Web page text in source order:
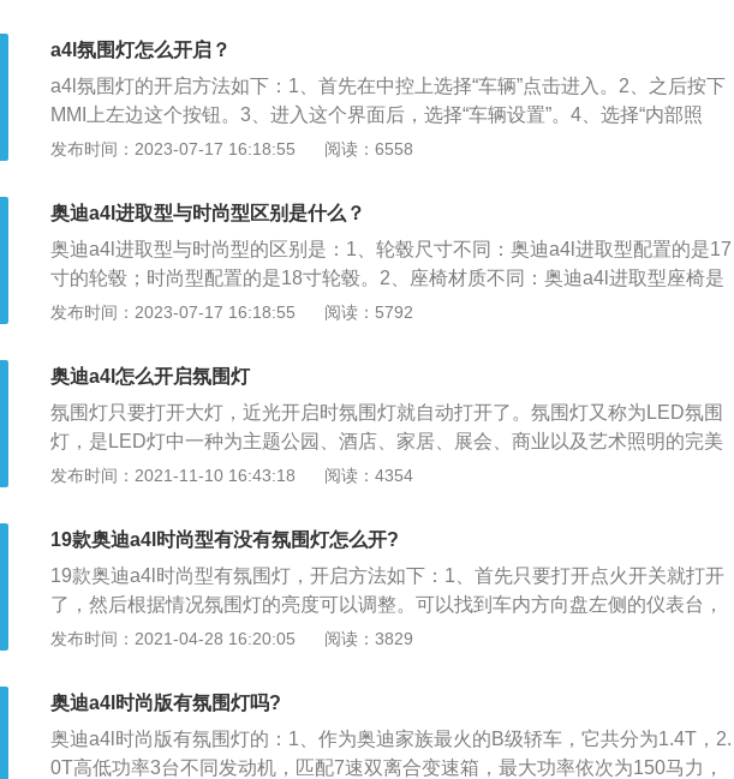
a4l氛围灯怎么开启？
a4l氛围灯的开启方法如下：1、首先在中控上选择“车辆”点击进入。2、之后按下
MMI上左边这个按钮。3、进入这个界面后，选择“车辆设置”。4、选择“内部照
明”-进入之后按MMI右边的按钮。5、选择“脚窝亮度”-默认是关闭状态，调整到合
一种为主题公园、酒店、家居、展会、商业以及艺术照明的完美选择，为人们生
活创造需求的氛围。2、车内氛围灯为车内烘托气氛的光源，非常好看且提升整
车档次。氛围灯颜色多样，部分车型配备多种颜色的氛围照明，可对颜色进行切
换。
发布时间：2023-07-17 16:18:55 阅读：6558
奥迪a4l进取型与时尚型区别是什么？
奥迪a4l进取型与时尚型的区别是：1、轮毂尺寸不同：奥迪a4l进取型配置的是17
寸的轮毂；时尚型配置的是18寸轮毂。2、座椅材质不同：奥迪a4l进取型座椅是
织物材质的；时尚型座椅是真皮材质。奥迪a4l进取型和时尚型是一汽大众奥迪旗
架，驱动方式均为前置前驱，助力类型均为电动助力，两者均配置了7挡双离合
变速箱。
发布时间：2023-07-17 16:18:55 阅读：5792
奥迪a4l怎么开启氛围灯
氛围灯只要打开大灯，近光开启时氛围灯就自动打开了。氛围灯又称为LED氛围
灯，是LED灯中一种为主题公园、酒店、家居、展会、商业以及艺术照明的完美
选择，为人们生活创造需求的氛围。车内氛围灯为车内烘托气氛的光源，非常好
颜色进行切换。开车轻松：车内氛围灯让我们在晚上开车的时候可以更放松，不
至于开车就会犯困，晚上开车我们很容易走神，如果有一款合适的氛围灯不仅能
让我们在开车的时候精力充沛，还能让我们开车更安全，也是一个很好的驾驶方
式。不过氛围灯也要合理的使用。提升档次：氛围灯虽然不起眼，但是它的作用
却是很大的，尤其是对于我们汽车内饰的提升也是尤为重要的，在晚上有氛围灯
车主自己的审美。合适的氛围灯才会有好的效果，如果选择不慎重效果很可能会
适得其反。需要注意的是，灯光颜色不能影响到正常的安全行驶。
发布时间：2021-11-10 16:43:18 阅读：4354
19款奥迪a4l时尚型有没有氛围灯怎么开?
19款奥迪a4l时尚型有氛围灯，开启方法如下：1、首先只要打开点火开关就打开
了，然后根据情况氛围灯的亮度可以调整。可以找到车内方向盘左侧的仪表台，
仪表台上有个调整按钮，这种现象的原因有，第一，室外温度传感器损坏导致
度传感器试试，费用大概在一百多块左右，如果不行就是相关线路或者接头存在
问题，需要进一步检查维修；3、开启大灯就自动开启氛围灯，没有开关的，仔
细注意一下车门把手处、中控面板等位置，有蓝色的氛围灯。
发布时间：2021-04-28 16:20:05 阅读：3829
奥迪a4l时尚版有氛围灯吗?
奥迪a4l时尚版有氛围灯的：1、作为奥迪家族最火的B级轿车，它共分为1.4T，2.
0T高低功率3台不同发动机，匹配7速双离合变速箱，最大功率依次为150马力，